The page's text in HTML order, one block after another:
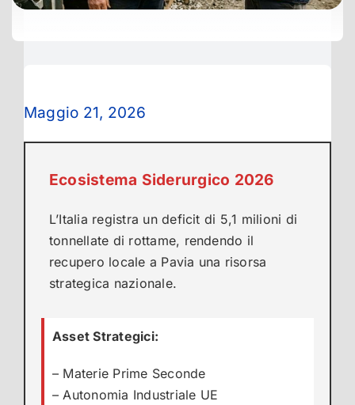
Maggio 21, 2026
Ecosistema Siderurgico 2026
L’Italia registra un deficit di 5,1 milioni di
tonnellate di rottame, rendendo il
recupero locale a Pavia una risorsa
strategica nazionale.
Asset Strategici:
– Materie Prime Seconde
– Autonomia Industriale UE